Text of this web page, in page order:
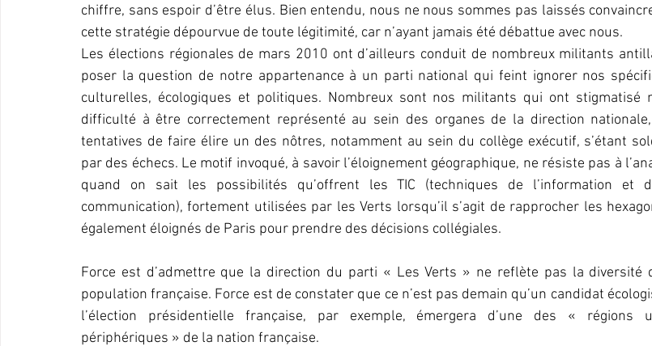
chiffre, sans espoir d’être élus. Bien entendu, nous ne nous sommes pas laissés
cette stratégie dépourvue de toute légitimité, car n’ayant jamais été débattue avec nous.
Les élections régionales de mars 2010 ont d’ailleurs conduit de nombreux militants
poser la question de notre appartenance à un parti national qui feint ignorer nos
culturelles, écologiques et politiques. Nombreux sont nos militants qui ont stigmatisé
difficulté à être correctement représenté au sein des organes de la direction
tentatives de faire élire un des nôtres, notamment au sein du collège exécutif, s’étant
par des échecs. Le motif invoqué, à savoir l’éloignement géographique, ne résiste pas à
quand on sait les possibilités qu’offrent les TIC (techniques de l’information et
communication), fortement utilisées par les Verts lorsqu’il s’agit de rapprocher les
également éloignés de Paris pour prendre des décisions collégiales.
Force est d’admettre que la direction du parti « Les Verts » ne reflète pas la diversité
population française. Force est de constater que ce n’est pas demain qu’un candidat
l’élection présidentielle française, par exemple, émergera d’une des « régions
périphériques » de la nation française.